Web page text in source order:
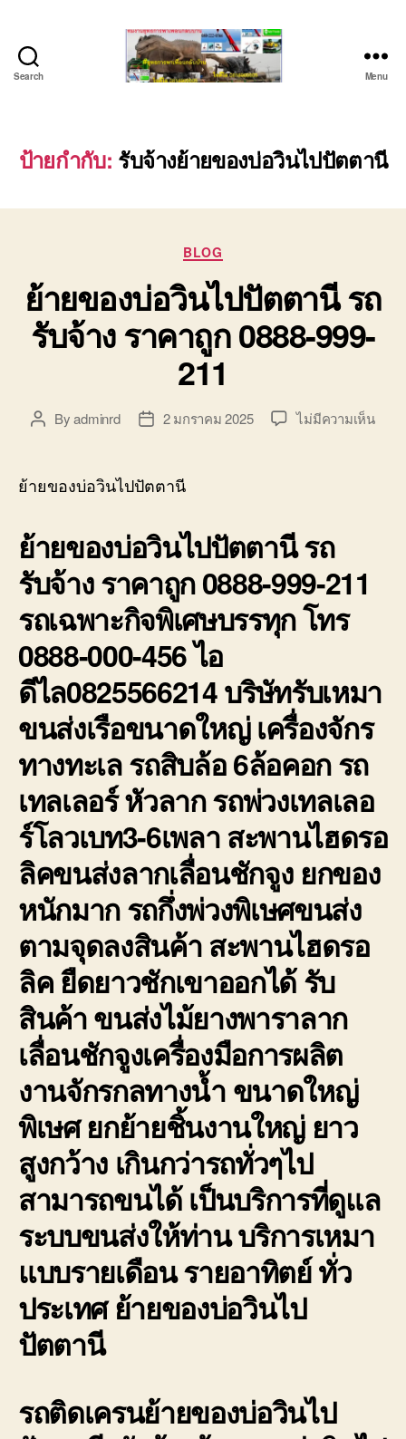
Search
เครื่องจักร
ระยอง
(บริษัท
พาณิชย์
บริการ
รถยก
รถ
รับจ้าง
ใน
เขต
บ่อ
วิน
Menu
ป้ายกำกับ: รับจ้างย้ายของบ่อวินไปปัตตานี
Categories
BLOG
ย้ายของบ่อวินไปปัตตานี รถ
รับจ้าง ราคาถูก 0888-999-
211
PostByadminrd
Post2 มกราคม 2025 ไม่มีความเห็นบน
ย้ายของบ่อวินไปปัตตานี
ย้ายของบ่อวินไปปัตตานี รถ
รับจ้าง ราคาถูก 0888-999-211
รถเฉพาะกิจพิเศษบรรทุก โทร
0888-000-456 ไอ
ดีไล0825566214 บริษัทรับเหมา
ขนส่งเรือขนาดใหญ่ เครื่องจักร
ทางทะเล รถสิบล้อ 6ล้อคอก รถ
เทลเลอร์ หัวลาก รถพ่วงเทลเลอ
ร์โลวเบท3-6เพลา สะพานไฮดรอ
ลิคขนส่งลากเลื่อนชักจูง ยกของ
หนักมาก รถกึ่งพ่วงพิเษศขนส่ง
ตามจุดลงสินค้า สะพานไฮดรอ
ลิค ยืดยาวชักเขาออกได้ รับ
สินค้า ขนส่งไม้ยางพาราลาก
เลื่อนชักจูงเครื่องมือการผลิต
งานจักรกลทางน้ำ ขนาดใหญ่
พิเษศ ยกย้ายชิ้นงานใหญ่ ยาว
สูงกว้าง เกินกว่ารถทั่วๆไป
สามารถขนได้ เป็นบริการที่ดูแล
ระบบขนส่งให้ท่าน บริการเหมา
แบบรายเดือน รายอาทิตย์ ทั่ว
ประเทศ ย้ายของบ่อวินไป
ปัตตานี
รถติดเครนย้ายของบ่อวินไป